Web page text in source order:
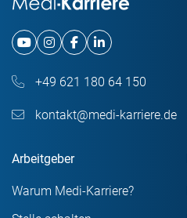
+49 621 180 64 150
kontakt@medi-karriere.de
Arbeitgeber
Warum Medi-Karriere?